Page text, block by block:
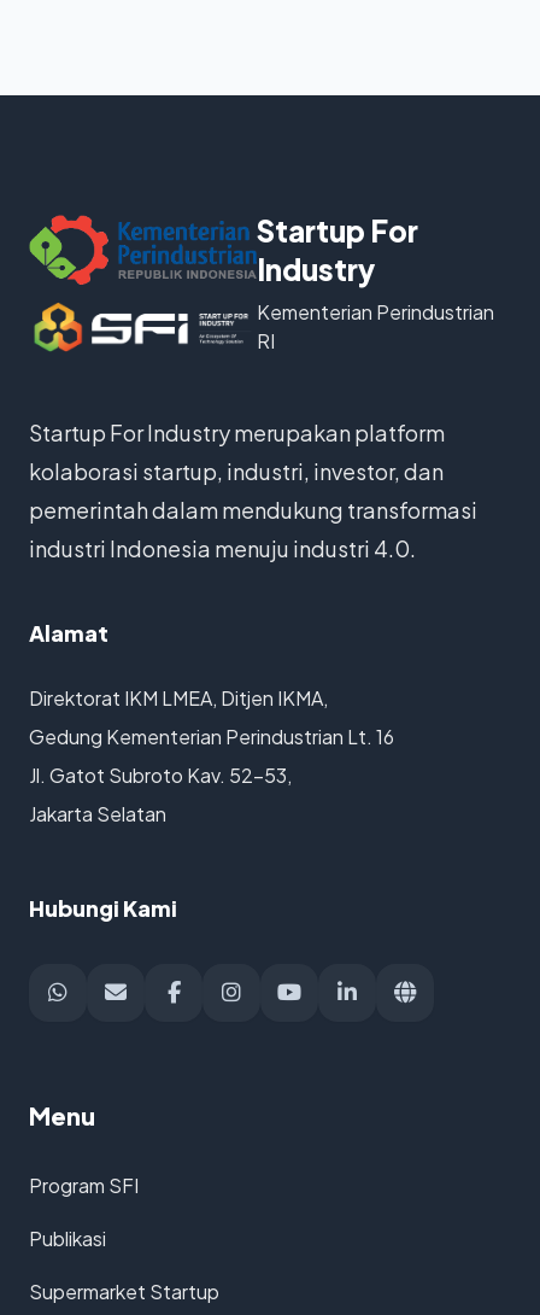
Startup For
Industry
Kementerian Perindustrian
RI
Startup For Industry merupakan platform
kolaborasi startup, industri, investor, dan
pemerintah dalam mendukung transformasi
industri Indonesia menuju industri 4.0.
Alamat
Direktorat IKM LMEA, Ditjen IKMA,
Gedung Kementerian Perindustrian Lt. 16
Jl. Gatot Subroto Kav. 52-53,
Jakarta Selatan
Hubungi Kami
Menu
Program SFI
Publikasi
Supermarket Startup